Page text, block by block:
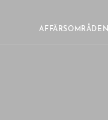
AFFÄRSOMRÅDEN